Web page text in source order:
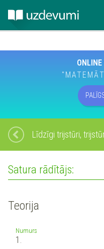
ONLINE
Līdzīgi trijstūri,
Satura rādītājs:
Teorija
Numurs
1.